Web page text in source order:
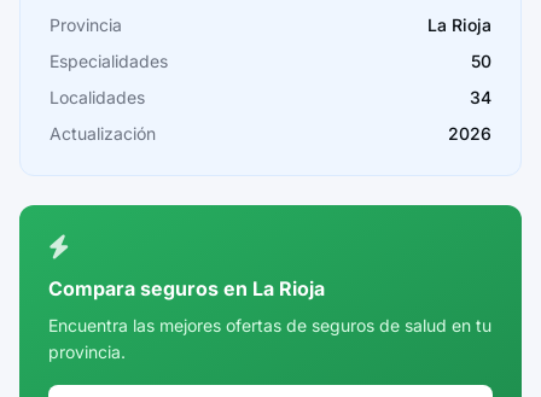
Cádiz
Cantabria
Castellón
Córdoba
Cuenca
Girona
Provincia
La Rioja
Especialidades
50
Localidades
34
Actualización
2026
Compara seguros en La Rioja
Encuentra las mejores ofertas de seguros de salud en tu
provincia.